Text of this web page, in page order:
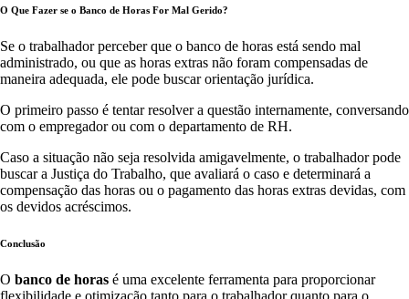
O Que Fazer se o Banco de Horas For Mal Gerido?
Se o trabalhador perceber que o banco de horas está sendo mal
administrado, ou que as horas extras não foram compensadas de
maneira adequada, ele pode buscar orientação jurídica.
O primeiro passo é tentar resolver a questão internamente, conversando
com o empregador ou com o departamento de RH.
Caso a situação não seja resolvida amigavelmente, o trabalhador pode
buscar a Justiça do Trabalho, que avaliará o caso e determinará a
compensação das horas ou o pagamento das horas extras devidas, com
os devidos acréscimos.
Conclusão
O banco de horas é uma excelente ferramenta para proporcionar
flexibilidade e otimização tanto para o trabalhador quanto para o